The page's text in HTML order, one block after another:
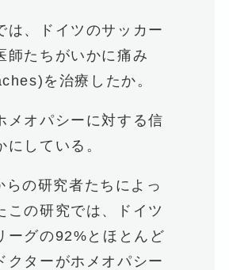
は、ドイツのサッカー
師たちがいかに痛み
を治療したか。
メオパシーに対する信
にしている。
の研究者たちによっ
この研究では、ドイツ
ーグの92%とほとんど
クターがホメオパシー